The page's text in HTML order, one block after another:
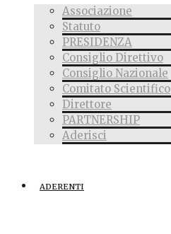
Associazione
Statuto
PRESIDENZA
Consiglio Direttivo
Consiglio Nazionale
Comitato Scientifico
Direttore
PARTNERSHIP
Aderisci
ADERENTI